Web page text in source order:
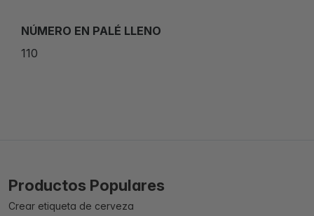
NÚMERO EN PALÉ LLENO
110
Productos Populares
Crear etiqueta de cerveza